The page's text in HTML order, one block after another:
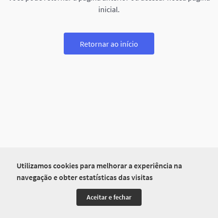
Utilizamos cookies para melhorar a experiência na
navegação e obter estatísticas das visitas
Aceitar e fechar
inicial.
Retornar ao início